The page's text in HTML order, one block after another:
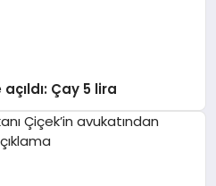
Çay 5 lira